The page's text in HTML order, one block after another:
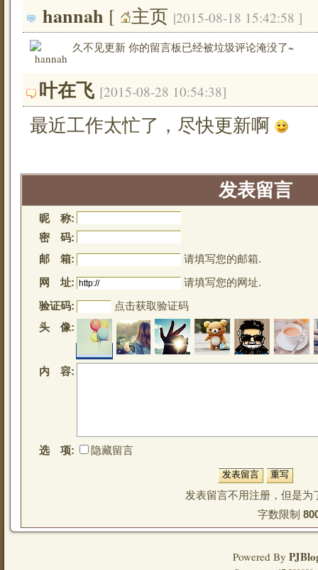
hannah [ 主页 |2015-08-18 15:42:58 ]
久不见更新 你的留言板已经被垃圾评论淹没了~
叶在飞 [2015-08-28 10:54:38]
最近工作太忙了，尽快更新啊
发表留言
昵 称:
密 码:
邮 箱:
请填写您的邮箱.
网 址:
请填写您的网址.
验证码:
点击获取验证码
头 像:
内 容:
选 项: 隐藏留言
发表留言不用注册，但是
字数限制
Powered By